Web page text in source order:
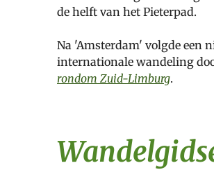
de helft van het Pieterpad.
Na 'Amsterdam' volgde een
internationale wandeling
rondom Zuid-Limburg.